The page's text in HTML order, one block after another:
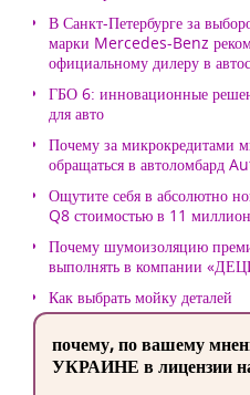
В Санкт-Петербурге за
марки Mercedes-Benz
официальному дилеру в
ГБО 6: инновационные
для авто
Почему за микрокредитами
обращаться в автоломбард
Ощутите себя в абсолютно
Q8 стоимостью в 11
Почему шумоизоляцию
выполнять в компании
Как выбрать мойку деталей
почему, по вашему
УКРАИНЕ в лицензии на